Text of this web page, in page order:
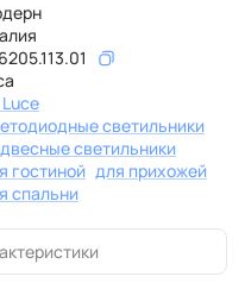
светильники
светильники
гостиной для прихожей
спальни